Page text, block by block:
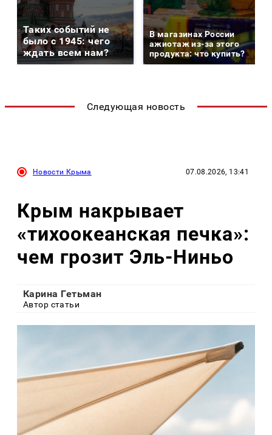
Таких событий не
было с 1945: чего
ждать всем нам?
В магазинах России
ажиотаж из-за этого
продукта: что купить?
Следующая новость
Новости Крыма 07.08.2026, 13:41
Крым накрывает
«тихоокеанская печка»:
чем грозит Эль-Ниньо
Карина Гетьман
Автор статьи